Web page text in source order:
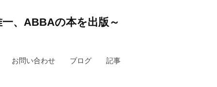
、ABBAの本を出版～
お問い合わせ ブログ 記事